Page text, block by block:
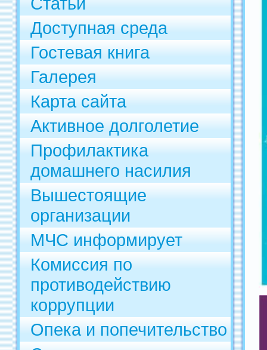
Доступная среда
Гостевая книга
Галерея
Карта сайта
Активное долголетие
Профилактика
домашнего насилия
Вышестоящие
организации
МЧС информирует
Комиссия по
противодействию
коррупции
Опека и попечительство